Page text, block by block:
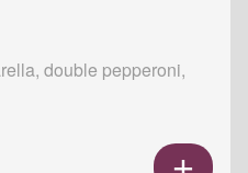
double pepperoni,